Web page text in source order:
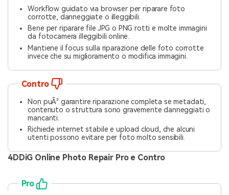
Workflow guidato via browser per riparare foto
corrotte, danneggiate o illeggibili.
Bene per riparare file JPG o PNG rotti e molte immagini
da fotocamera illeggibili online.
Mantiene il focus sulla riparazione delle foto corrotte
invece che su miglioramento o modifica immagini.
Contro
Non puÃ² garantire riparazione completa se metadati,
contenuto o struttura sono gravemente danneggiati o
mancanti.
Richiede internet stabile e upload cloud, che alcuni
utenti possono evitare per foto molto sensibili.
4DDiG Online Photo Repair Pro e Contro
Pro